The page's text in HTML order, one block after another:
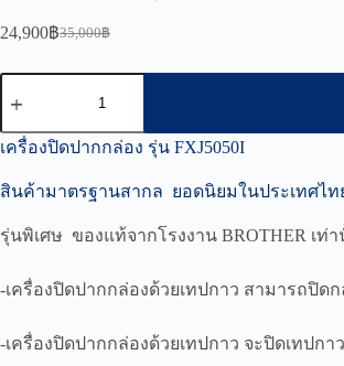
35,000฿
Original
was:
35,000฿.
24,900฿Current
is:
24,900฿.
เครื่อง
ปิดปาก
รุ่น
ชิ้น
เครื่องปิดปากกล่อง รุ่น FXJ5050I
สินค้ามาตรฐานสากล ยอดนิยมในประเทศไท
รุ่นพิเศษ ของแท้จากโรงงาน BROTHER เท่
-เครื่องปิดปากกล่องด้วยเทปกาว สามารถปิด
-เครื่องปิดปากกล่องด้วยเทปกาว จะปิดเทปก